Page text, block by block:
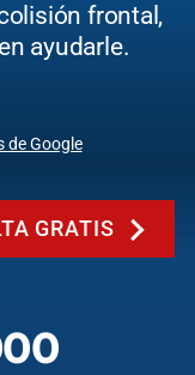
frontal,
ayudarle.
de Google
GRATIS